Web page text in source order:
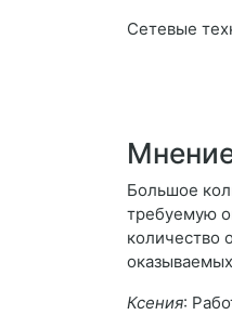
Сетевые
Большое
требуемую
количество
Ксения: